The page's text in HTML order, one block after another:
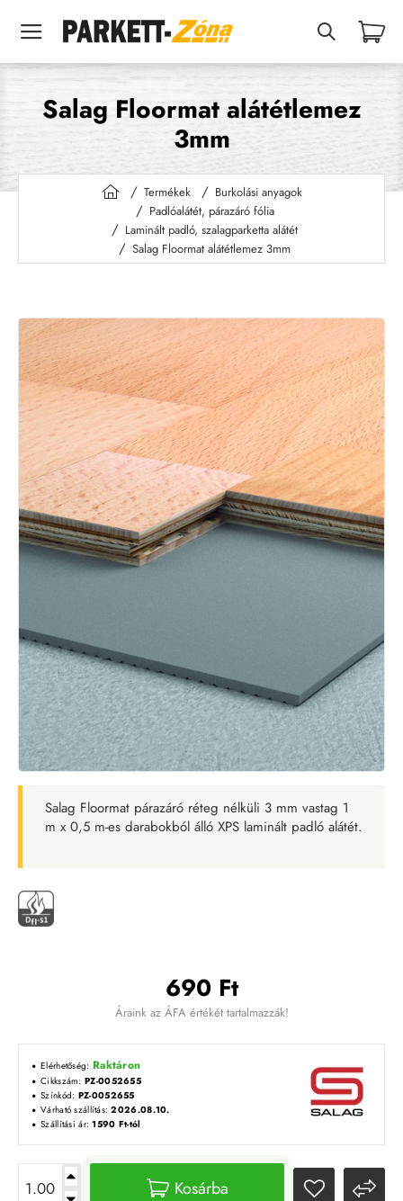
Salag Floormat alátétlemez
3mm
h
m
Termékek
Burkolási anyagok
Padlóalátét, párazáró fólia
Laminált padló, szalagparketta alátét
Salag Floormat alátétlemez 3mm
Salag Floormat párazáró réteg nélküli 3 mm vastag 1
m x 0,5 m-es darabokból álló XPS laminált padló alátét.
690 Ft
Áraink az ÁFA értékét tartalmazzák!
Elérhetőség: Raktáron
Cikkszám: PZ-0052655
Színkód: PZ-0052655
Várható szállítás: 2026.08.10.
Szállítási ár: 1590 Ft-tól
Kosárba